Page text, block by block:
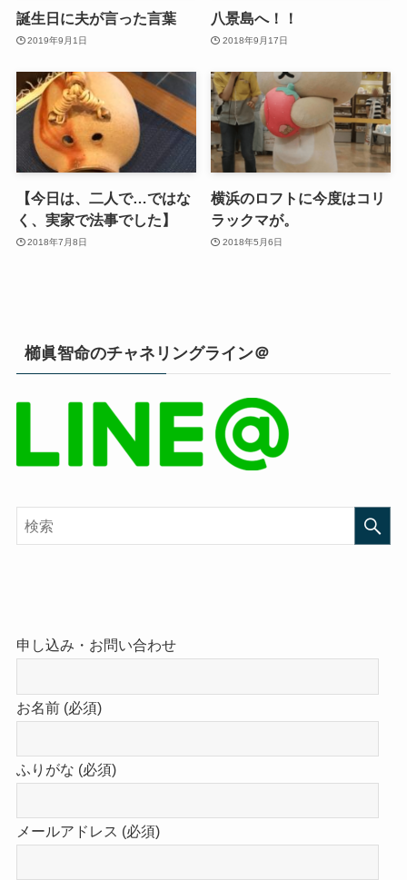
誕生日に夫が言った言葉
2019年9月1日
八景島へ！！
2018年9月17日
【今日は、二人で…ではな
く、実家で法事でした】
2018年7月8日
横浜のロフトに今度はコリ
ラックマが。
2018年5月6日
櫛眞智命のチャネリングライン＠
申し込み・お問い合わせ
お名前 (必須)
ふりがな (必須)
メールアドレス (必須)